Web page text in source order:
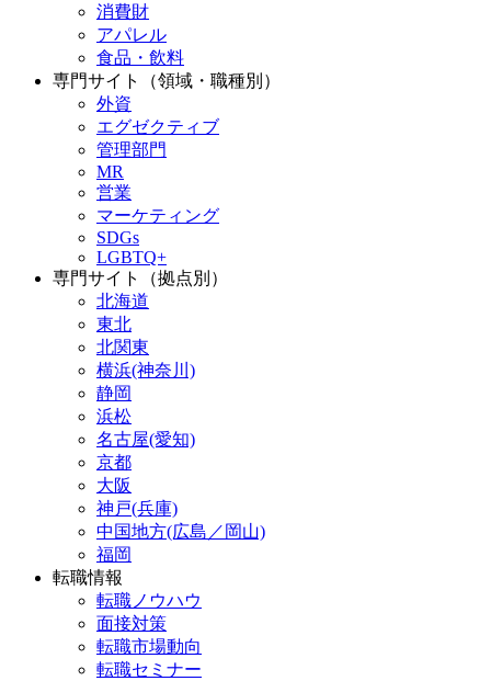
消費財
アパレル
食品・飲料
専門サイト（領域・職種別）
外資
エグゼクティブ
管理部門
MR
営業
マーケティング
SDGs
LGBTQ+
専門サイト（拠点別）
北海道
東北
北関東
横浜(神奈川)
静岡
浜松
名古屋(愛知)
京都
大阪
神戸(兵庫)
中国地方(広島／岡山)
福岡
転職情報
転職ノウハウ
面接対策
転職市場動向
転職セミナー